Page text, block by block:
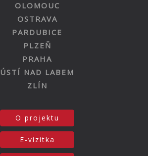
OLOMOUC
OSTRAVA
PARDUBICE
PLZEŇ
PRAHA
ÚSTÍ NAD LABEM
ZLÍN
O projektu
E-vizitka